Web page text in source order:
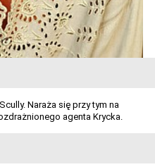
Naraża się przy tym na
agenta Krycka.